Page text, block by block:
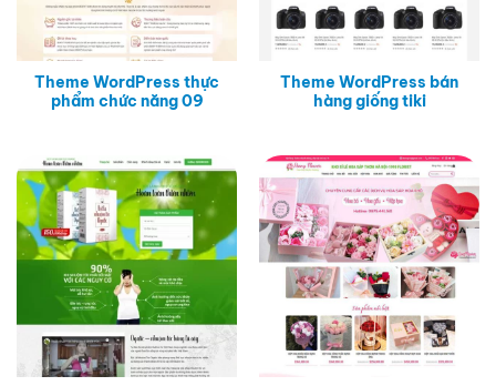
Theme WordPress thực
phẩm chức năng 09
Theme WordPress bán
hàng giống tiki